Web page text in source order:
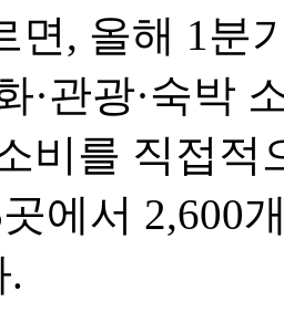
면, 올해 1분
·관광·숙박
비를 직접
에서 2,600
.